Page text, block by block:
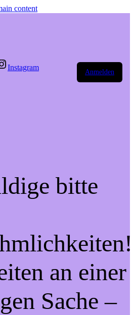
content
Instagram
Anmelden
bitte
an einer
Sache –